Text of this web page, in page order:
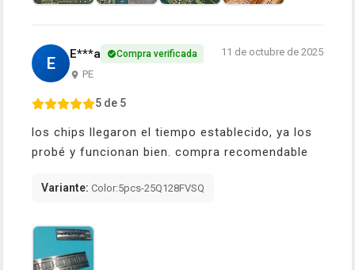
E E***a Compra verificada
PE
11 de octubre de 2025
5 de 5
los chips llegaron el tiempo establecido, ya los
probé y funcionan bien. compra recomendable
Variante: Color:5pcs-25Q128FVSQ